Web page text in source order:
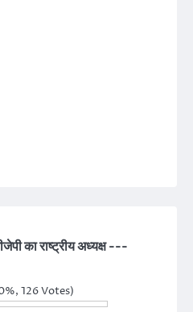
का राष्ट्रीय अध्यक्ष ---
126 Votes)